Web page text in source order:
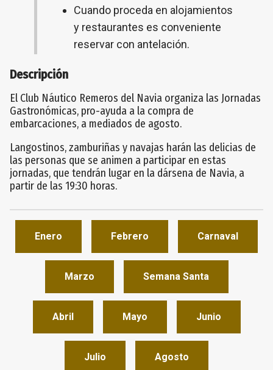
Cuando proceda en alojamientos
y restaurantes es conveniente
reservar con antelación.
Descripción
El Club Náutico Remeros del Navia organiza las Jornadas
Gastronómicas, pro-ayuda a la compra de
embarcaciones, a mediados de agosto.
Langostinos, zamburiñas y navajas harán las delicias de
las personas que se animen a participar en estas
jornadas, que tendrán lugar en la dársena de Navia, a
partir de las 19:30 horas.
Enero Febrero Carnaval
Marzo Semana Santa
Abril Mayo Junio
Julio Agosto